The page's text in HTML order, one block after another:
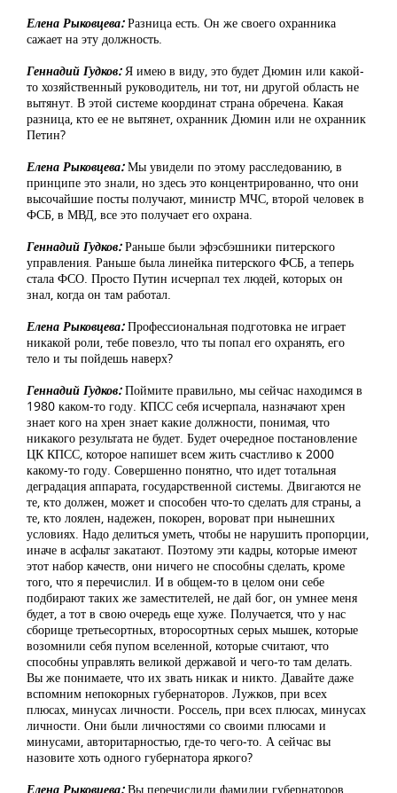
Елена Рыковцева:Разница есть. Он же своего охранника
сажает на эту должность.
Геннадий Гудков:Я имею в виду, это будет Дюмин или какой-
то хозяйственный руководитель, ни тот, ни другой область не
вытянут. В этой системе координат страна обречена. Какая
разница, кто ее не вытянет, охранник Дюмин или не охранник
Петин?
Елена Рыковцева:Мы увидели по этому расследованию, в
принципе это знали, но здесь это концентрированно, что они
высочайшие посты получают, министр МЧС, второй человек в
ФСБ, в МВД, все это получает его охрана.
Геннадий Гудков:Раньше были эфэсбэшники питерского
управления. Раньше была линейка питерского ФСБ, а теперь
стала ФСО. Просто Путин исчерпал тех людей, которых он
знал, когда он там работал.
Елена Рыковцева:Профессиональная подготовка не играет
никакой роли, тебе повезло, что ты попал его охранять, его
тело и ты пойдешь наверх?
Геннадий Гудков:Поймите правильно, мы сейчас находимся в
1980 каком-то году. КПСС себя исчерпала, назначают хрен
знает кого на хрен знает какие должности, понимая, что
никакого результата не будет. Будет очередное постановление
ЦК КПСС, которое напишет всем жить счастливо к 2000
какому-то году. Совершенно понятно, что идет тотальная
деградация аппарата, государственной системы. Двигаются не
те, кто должен, может и способен что-то сделать для страны, а
те, кто лоялен, надежен, покорен, вороват при нынешних
условиях. Надо делиться уметь, чтобы не нарушить пропорции,
иначе в асфальт закатают. Поэтому эти кадры, которые имеют
этот набор качеств, они ничего не способны сделать, кроме
того, что я перечислил. И в общем-то в целом они себе
подбирают таких же заместителей, не дай бог, он умнее меня
будет, а тот в свою очередь еще хуже. Получается, что у нас
сборище третьесортных, второсортных серых мышек, которые
возомнили себя пупом вселенной, которые считают, что
способны управлять великой державой и чего-то там делать.
Вы же понимаете, что их звать никак и никто. Давайте даже
вспомним непокорных губернаторов. Лужков, при всех
плюсах, минусах личности. Россель, при всех плюсах, минусах
личности. Они были личностями со своими плюсами и
минусами, авторитарностью, где-то чего-то. А сейчас вы
назовите хоть одного губернатора яркого?
Елена Рыковцева:Вы перечислили фамилии губернаторов,